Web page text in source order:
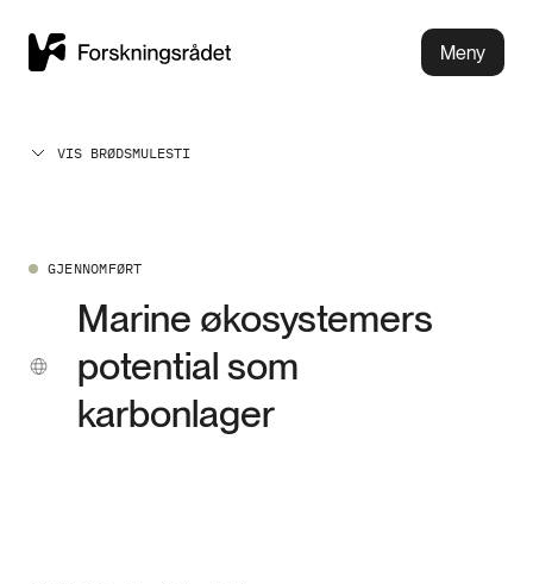
Meny
VIS BRØDSMULESTI
GJENNOMFØRT
Marine økosystemers
potential som
karbonlager